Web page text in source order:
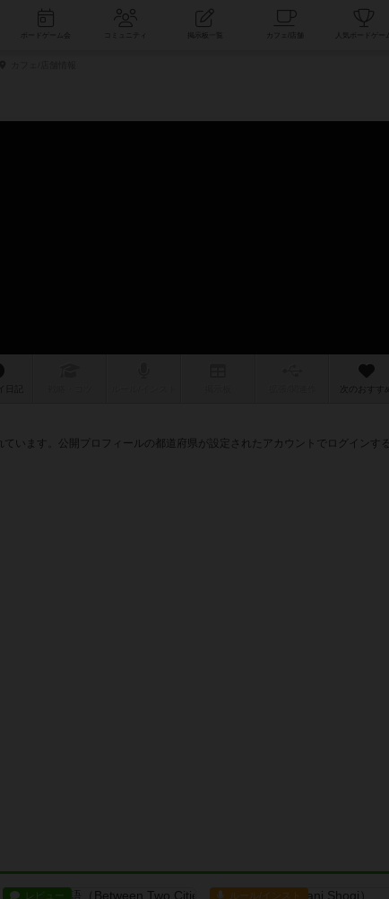
コミュニティ
次のおすすめ
います。公開プロフィールの都道府県が設定されたアカウントでログインする
レビュー ルール/インスト